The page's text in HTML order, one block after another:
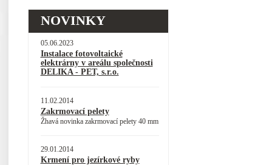
NOVINKY
05.06.2023
Instalace fotovoltaické
elektrárny v areálu společnosti
DELIKA - PET, s.r.o.
11.02.2014
Zakrmovací pelety
Žhavá novinka zakrmovací pelety 40 mm
29.01.2014
Krmení pro jezírkové ryby